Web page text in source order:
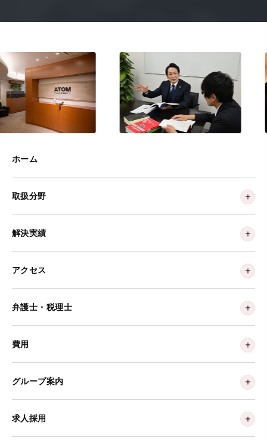
ホーム
取扱分野
解決実績
アクセス
弁護士・税理士
費用
グループ案内
求人採用